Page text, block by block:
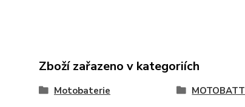
Zboží zařazeno v kategoriích
Motobaterie MOTOBATT